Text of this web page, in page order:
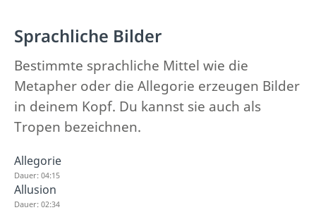
Sprachliche Bilder
Bestimmte sprachliche Mittel wie die
Metapher oder die Allegorie erzeugen Bilder
in deinem Kopf. Du kannst sie auch als
Tropen bezeichnen.
Allegorie
Dauer: 04:15
Allusion
Dauer: 02:34